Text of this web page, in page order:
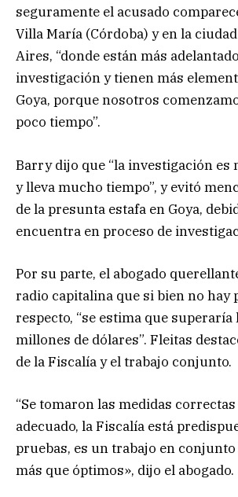
seguramente el acusado
Villa María (Córdoba) y en la
Aires, “donde están más
investigación y tienen más
Goya, porque nosotros
poco tiempo”.
Barry dijo que “la investigación es
y lleva mucho tiempo”, y evitó
de la presunta estafa en Goya,
encuentra en proceso de
Por su parte, el abogado
radio capitalina que si bien no hay
respecto, “se estima que superaría
millones de dólares”. Fleitas
de la Fiscalía y el trabajo conjunto.
“Se tomaron las medidas
adecuado, la Fiscalía está
pruebas, es un trabajo en
más que óptimos», dijo el abogado.